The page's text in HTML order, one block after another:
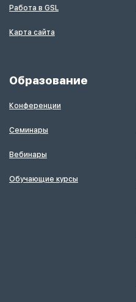
Работа в GSL
Карта сайта
Образование
Конференции
Семинары
Вебинары
Обучающие курсы